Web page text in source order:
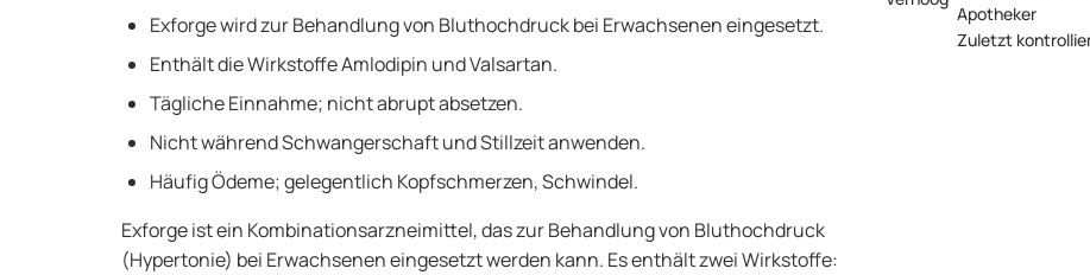
Apotheker
Zuletzt
Exforge wird zur Behandlung von Bluthochdruck bei Erwachsenen eingesetzt.
Enthält die Wirkstoffe Amlodipin und Valsartan.
Tägliche Einnahme; nicht abrupt absetzen.
Nicht während Schwangerschaft und Stillzeit anwenden.
Häufig Ödeme; gelegentlich Kopfschmerzen, Schwindel.
Exforge ist ein Kombinationsarzneimittel, das zur Behandlung von Bluthochdruck
(Hypertonie) bei Erwachsenen eingesetzt werden kann. Es enthält zwei Wirkstoffe: